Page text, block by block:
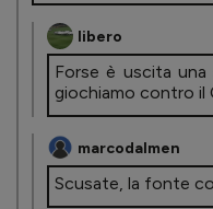
libero
Forse è uscita
giochiamo contro il
marcodalmen
Scusate, la fonte